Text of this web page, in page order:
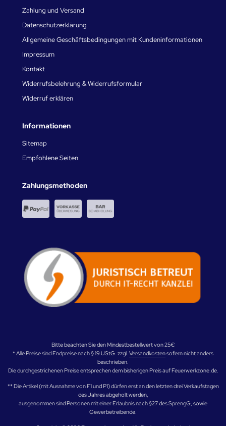
Zahlung und Versand
Datenschutzerklärung
Allgemeine Geschäftsbedingungen mit Kundeninformationen
Impressum
Kontakt
Widerrufsbelehrung & Widerrufsformular
Widerruf erklären
Informationen
Sitemap
Empfohlene Seiten
Zahlungsmethoden
Bitte beachten Sie den Mindestbestellwert von 25€
* Alle Preise sind Endpreise nach § 19 UStG. zzgl. Versandkostensofern nicht anders
beschrieben.
Die durchgestrichenen Preise entsprechen dem bisherigen Preis auf Feuerwerkzone.de.
** Die Artikel (mit Ausnahme von F1 und P1) dürfen erst an den letzten drei Verkaufstagen
des Jahres abgeholt werden,
ausgenommen sind Personen mit einer Erlaubnis nach §27 des SprengG, sowie
Gewerbetreibende.